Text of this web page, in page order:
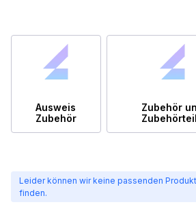
Ausweis
Zubehör
Zubehör
Leider können wir keine passenden
finden.